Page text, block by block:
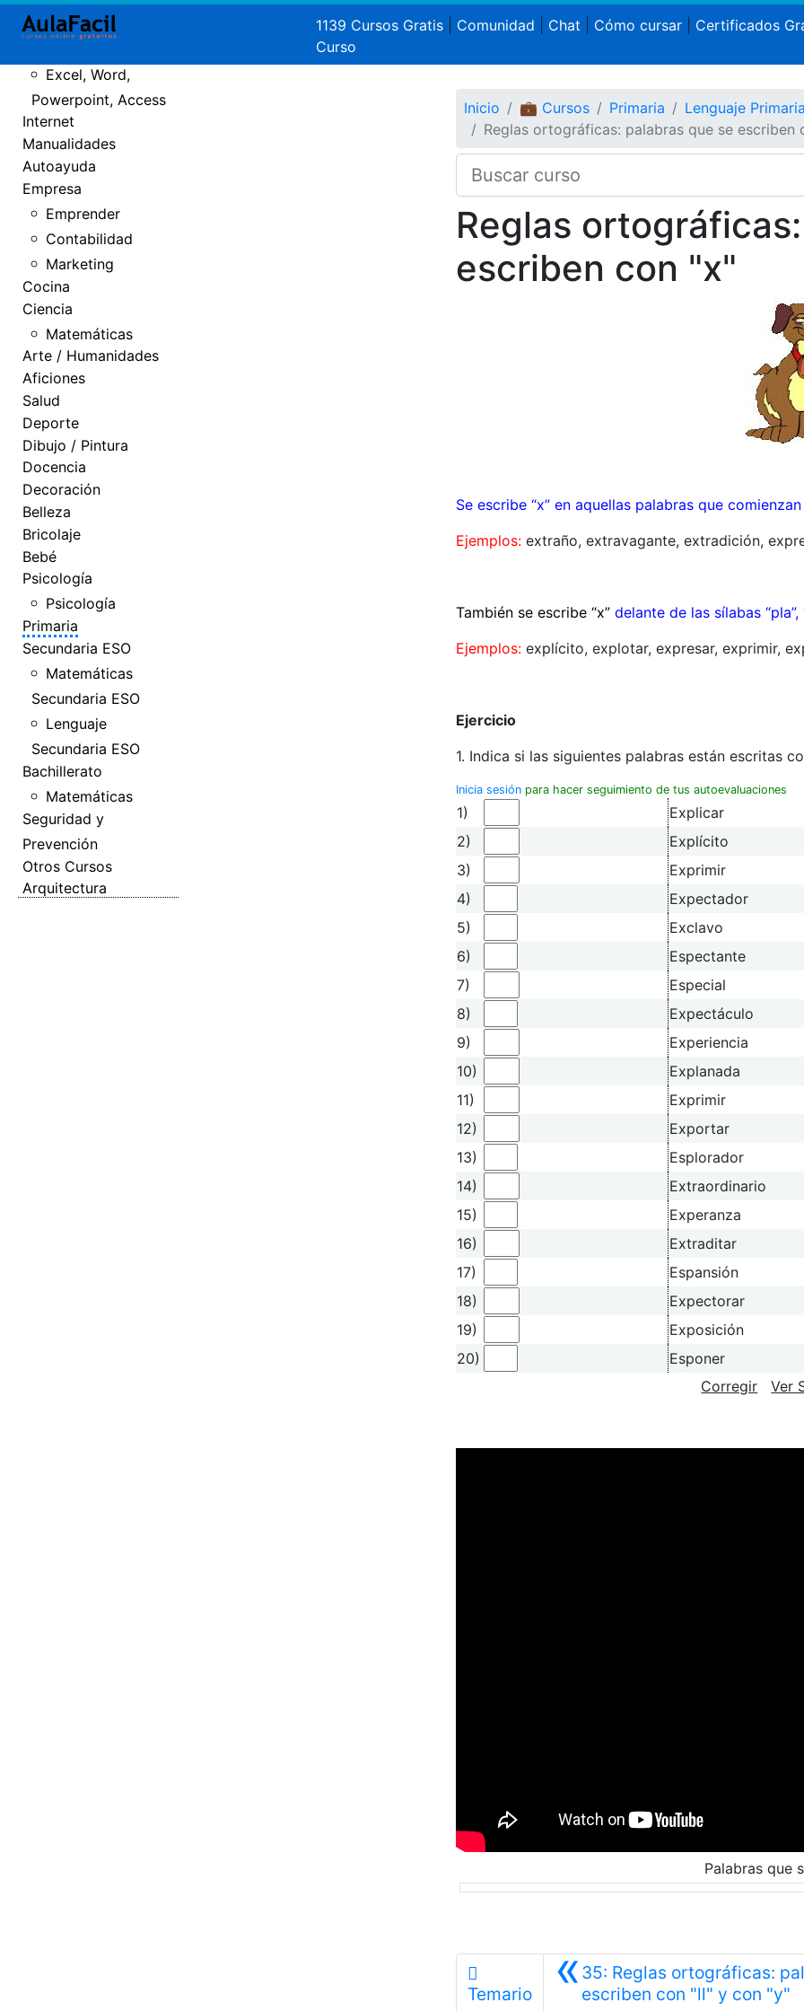
1139 Cursos Gratis Comunidad Chat Cómo cursar| Certificados
Curso
Crear Páginas
Excel, Word,
Powerpoint, Access
Internet
Manualidades
Autoayuda
Empresa
Emprender
Contabilidad
Marketing
Cocina
Ciencia
Matemáticas
Arte / Humanidades
Aficiones
Salud
Deporte
Dibujo / Pintura
Docencia
Decoración
Belleza
Bricolaje
Bebé
Psicología
Psicología
Primaria
Secundaria ESO
Matemáticas
Secundaria ESO
Lenguaje
Secundaria ESO
Bachillerato
Matemáticas
Seguridad y
Prevención
Otros Cursos
Arquitectura
Inicio 💼 Cursos Primaria Lenguaje Primaria
Reglas ortográficas: palabras que se escriben
Reglas
escriben con "x"
Se escribe “x” en aquellas palabras que comienzan
Ejemplos:extraño, extravagante, extradición,
También se escribe “x” delante de las sílabas “pla”,
Ejemplos:explícito, explotar, expresar, exprimir,
Ejercicio
1. Indica si las siguientes palabras están escritas
Inicia sesiónpara hacer seguimiento de tus autoevaluaciones
1)
Explicar
2)
Explícito
3)
Exprimir
4)
Expectador
5)
Exclavo
6)
Espectante
7)
Especial
8)
Expectáculo
9)
Experiencia
10)
Explanada
11)
Exprimir
12)
Exportar
13)
Esplorador
14)
Extraordinario
15)
Experanza
16)
Extraditar
17)
Espansión
18)
Expectorar
19)
Exposición
20)
Esponer
Corregir
Ver
Palabras que
Temario «35: Reglas ortográficas:
escriben con "ll" y con "y"